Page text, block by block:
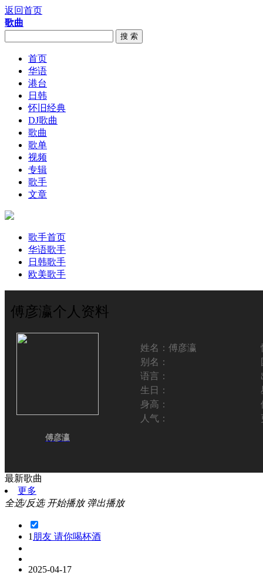
返回首页
歌曲
搜 索
首页
华语
港台
日韩
怀旧经典
DJ歌曲
歌曲
歌单
视频
专辑
歌手
文章
歌手首页
华语歌手
日韩歌手
欧美歌手
傅彦瀛个人资料
傅彦瀛
姓名： 傅彦瀛
别名：
语言：
生日：
身高：
人气：
最新歌曲
更多
全选/反选 开始播放 弹出播放
1 朋友 请你喝杯酒
2025-04-17